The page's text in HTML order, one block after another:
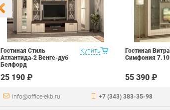
Купить
Гостиная Стиль
Атлантида-2 Венге-дуб
Белфорд
25 190 ₽
Гостиная Витра
Симфония 7.10
55 390 ₽
info@office-ekb.ru +7 (343) 383-35-98